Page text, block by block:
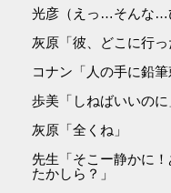
光彦（えっ…そんな…
灰原「彼、どこに行っ
コナン「人の手に鉛
歩美「しねばいいのに
灰原「全くね」
先生「そこー静かに
たかしら？」